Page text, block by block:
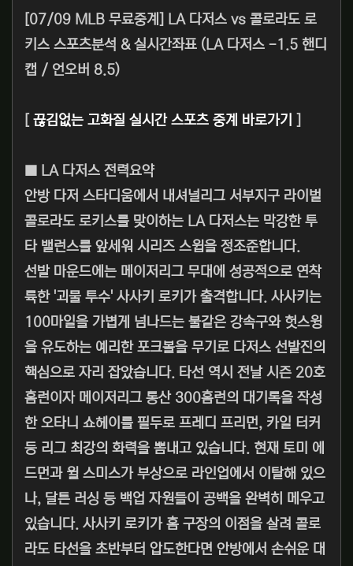
[07/09 MLB 무료중계] LA 다저스 vs 콜로라도 로
키스 스포츠분석 & 실시간좌표 (LA 다저스 -1.5 핸디
캡 / 언오버 8.5)
끊김없는 고화질 실시간 스포츠 중계 바로가기
■ LA 다저스 전력요약
안방 다저 스타디움에서 내셔널리그 서부지구 라이벌
콜로라도 로키스를 맞이하는 LA 다저스는 막강한 투
타 밸런스를 앞세워 시리즈 스윕을 정조준합니다.
선발 마운드에는 메이저리그 무대에 성공적으로 연착
륙한 '괴물 투수' 사사키 로키가 출격합니다. 사사키는
100마일을 가볍게 넘나드는 불같은 강속구와 헛스윙
을 유도하는 예리한 포크볼을 무기로 다저스 선발진의
핵심으로 자리 잡았습니다. 타선 역시 전날 시즌 20호
홈런이자 메이저리그 통산 300홈런의 대기록을 작성
한 오타니 쇼헤이를 필두로 프레디 프리먼, 카일 터커
등 리그 최강의 화력을 뽐내고 있습니다. 현재 토미 에
드먼과 윌 스미스가 부상으로 라인업에서 이탈해 있으
나, 달튼 러싱 등 백업 자원들이 공백을 완벽히 메우고
있습니다. 사사키 로키가 홈 구장의 이점을 살려 콜로
라도 타선을 초반부터 압도한다면 안방에서 손쉬운 대